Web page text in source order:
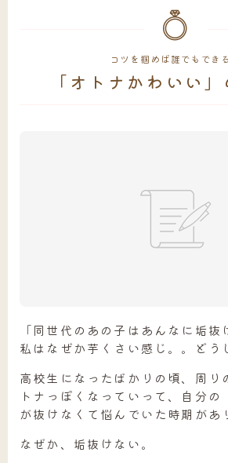
コツを掴めば誰でもでき
「オトナかわいい
「同世代のあの子はあんなに垢抜
私はなぜか芋くさい感じ。。どう
高校生になったばかりの頃、周り
トナっぽくなっていって、自分の
が抜けなくて悩んでいた時期があ
なぜか、垢抜けない。